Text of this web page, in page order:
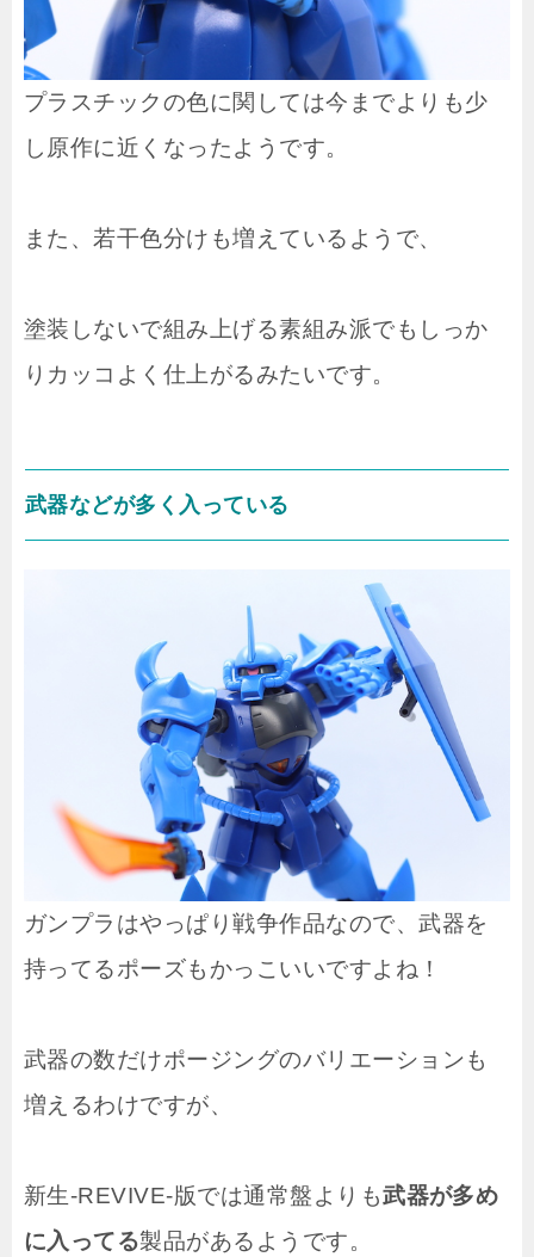
プラスチックの色に関しては今までよりも少
し原作に近くなったようです。
また、若干色分けも増えているようで、
塗装しないで組み上げる素組み派でもしっか
りカッコよく仕上がるみたいです。
武器などが多く入っている
ガンプラはやっぱり戦争作品なので、武器を
持ってるポーズもかっこいいですよね！
武器の数だけポージングのバリエーションも
増えるわけですが、
新生-REVIVE-版では通常盤よりも武器が多め
に入ってる製品があるようです。